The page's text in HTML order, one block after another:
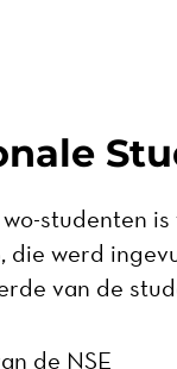
studenten
die werd
van de
de NSE